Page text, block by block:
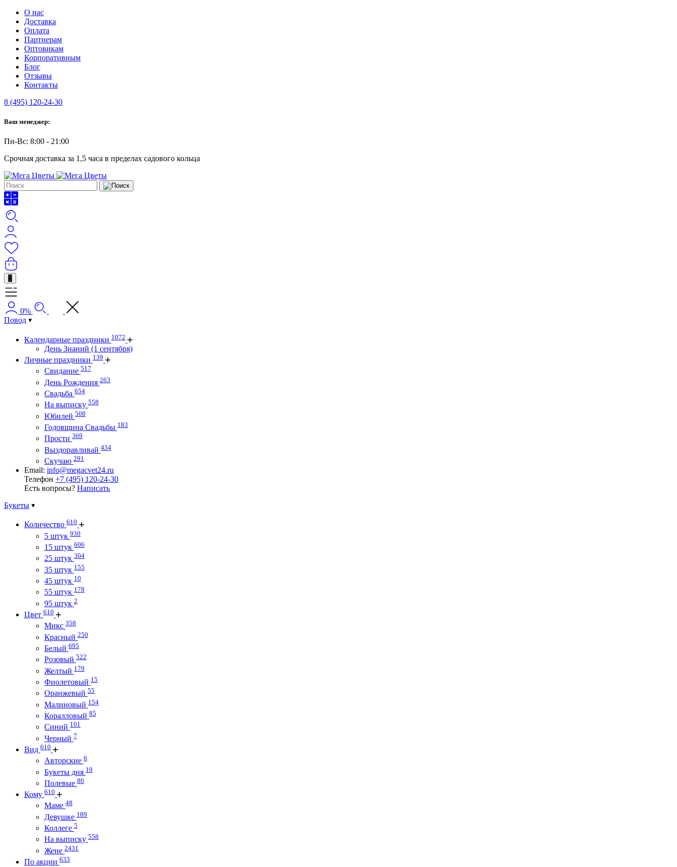
О нас
Доставка
Оплата
Партнерам
Оптовикам
Корпоративным
Блог
Отзывы
Контакты
8 (495) 120-24-30
Ваш менеджер:
Пн-Вс: 8:00 - 21:00
Срочная доставка за 1,5 часа в пределах садового кольца
+
0%
Повод
Календарные праздники 1072
День Знаний (1 сентября)
Личные праздники 139
Свидание 517
День Рождения 263
Свадьба 654
На выписку 558
Юбилей 508
Годовщина Свадьбы 183
Прости 369
Выздоравливай 434
Скучаю 291
Email: info@megacvet24.ru
Телефон +7 (495) 120-24-30
Есть вопросы? Написать
Букеты
Количество 610
5 штук 930
15 штук 606
25 штук 304
35 штук 155
45 штук 10
55 штук 178
95 штук 2
Цвет 610
Микс 358
Красный 250
Белый 695
Розовый 522
Желтый 179
Фиолетовый 15
Оранжевый 55
Малиновый 154
Коралловый 85
Синий 101
Черный 7
Вид 610
Авторские 6
Букеты дня 19
Полевые 80
Кому 610
Маме 48
Девушке 189
Коллеге 5
На выписку 558
Жене 2431
По акции 633